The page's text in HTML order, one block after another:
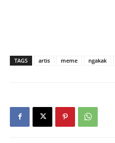
TAGS artis meme ngakak